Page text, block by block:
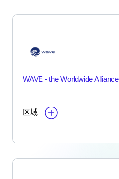
WAVE - the Worldwide
区域